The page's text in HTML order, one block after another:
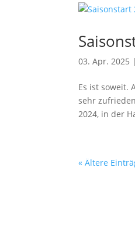
03. Apr. 2025
Es ist soweit.
sehr
2024, in der
« Ältere